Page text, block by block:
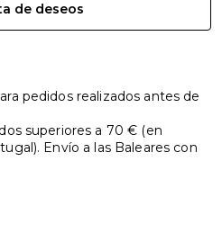
de deseos
pedidos realizados antes de
superiores a 70 € (en
Envío a las Baleares con